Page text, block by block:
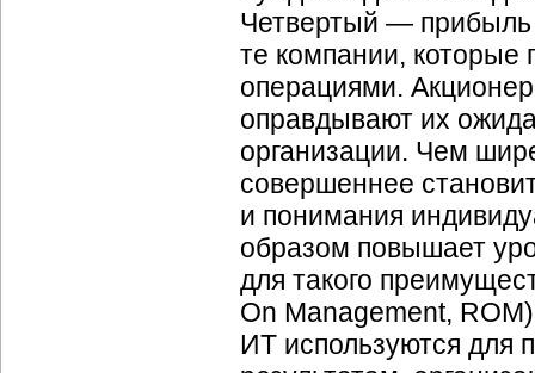
Четвертый — прибыль
те компании, которые
операциями.
оправдывают их
организации. Чем
совершеннее
и понимания
образом повышает
для такого
On Management,
ИТ используются для